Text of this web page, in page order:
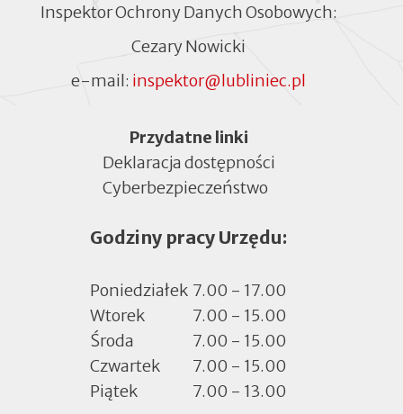
Inspektor Ochrony Danych Osobowych:
Cezary Nowicki
e-mail: inspektor@lubliniec.pl
MenuPrzydatne linki
Deklaracja dostępności
Cyberbezpieczeństwo
w
zakładce
Godziny pracy Urzędu:
Poniedziałek 7.00 - 17.00
Wtorek
7.00 - 15.00
Środa
7.00 - 15.00
Czwartek
7.00 - 15.00
Piątek
7.00 - 13.00